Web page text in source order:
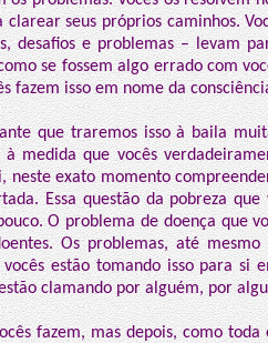
seus próprios caminhos.
desafios e problemas – levam
se fossem algo errado com
fazem isso em nome da
que traremos isso à baila
à medida que vocês
neste exato momento
Essa questão da pobreza
O problema de doença que
Os problemas, até
estão tomando isso para si
clamando por alguém, por
fazem, mas depois, como